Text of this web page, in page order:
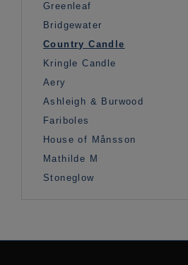
Greenleaf
Bridgewater
Country Candle
Kringle Candle
Aery
Ashleigh & Burwood
Fariboles
House of Månsson
Mathilde M
Stoneglow